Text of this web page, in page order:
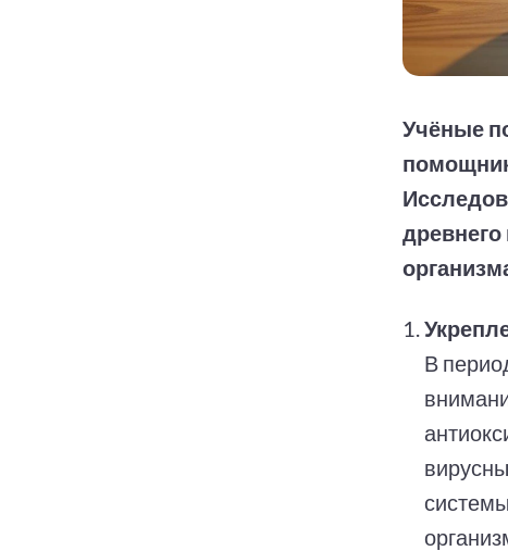
Учёные
В